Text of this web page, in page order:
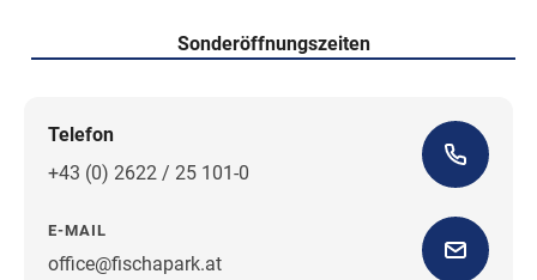
Sonderöffnungszeiten
Telefon
+43 (0) 2622 / 25 101-0
E-MAIL
office@fischapark.atWegbeschreibung